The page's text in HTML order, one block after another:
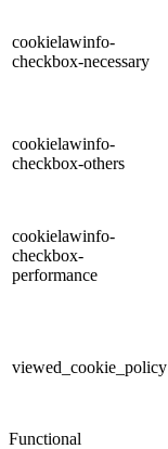
cookielawinfo-
checkbox-necessary
cookielawinfo-
checkbox-others
cookielawinfo-
checkbox-
performance
viewed_cookie_policy
Functional